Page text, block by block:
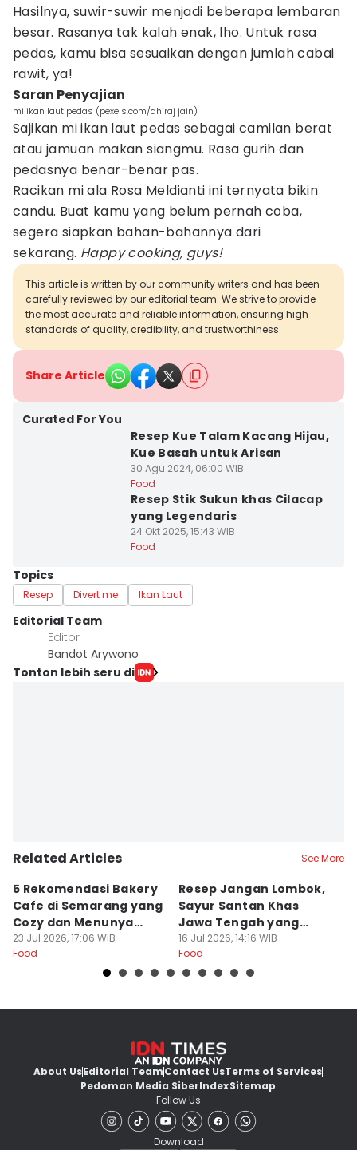
Hasilnya, suwir-suwir menjadi beberapa lembaran
besar. Rasanya tak kalah enak, lho. Untuk rasa
pedas, kamu bisa sesuaikan dengan jumlah cabai
rawit, ya!
Saran Penyajian
mi ikan laut pedas (pexels.com/dhiraj jain)
Sajikan mi ikan laut pedas sebagai camilan berat
atau jamuan makan siangmu. Rasa gurih dan
pedasnya benar-benar pas.
Racikan mi ala Rosa Meldianti ini ternyata bikin
candu. Buat kamu yang belum pernah coba,
segera siapkan bahan-bahannya dari
sekarang. Happy cooking, guys!
This article is written by our community writers and has been
carefully reviewed by our editorial team. We strive to provide
the most accurate and reliable information, ensuring high
standards of quality, credibility, and trustworthiness.
Share Article
Curated For You
Resep Kue Talam Kacang Hijau,
Kue Basah untuk Arisan
30 Agu 2024, 06:00 WIB
Food
Resep Stik Sukun khas Cilacap
yang Legendaris
24 Okt 2025, 15:43 WIB
Food
Topics
Resep Divert me Ikan Laut
Editorial Team
Editor
Bandot Arywono
Tonton lebih seru di
Related Articles See More
5 Rekomendasi Bakery
Cafe di Semarang yang
Cozy dan Menunya
Yummy
23 Jul 2026, 17:06 WIB
Food
Resep Jangan Lombok,
Sayur Santan Khas
Jawa Tengah yang
Gurih Nikmat!
16 Jul 2026, 14:16 WIB
Food
About UsEditorial TeamContact UsTerms of Services
Pedoman Media SiberIndexSitemap
Follow Us
Download